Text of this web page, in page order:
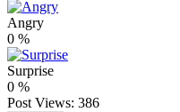
Angry
0 %
Surprise
0 %
Post Views: 386